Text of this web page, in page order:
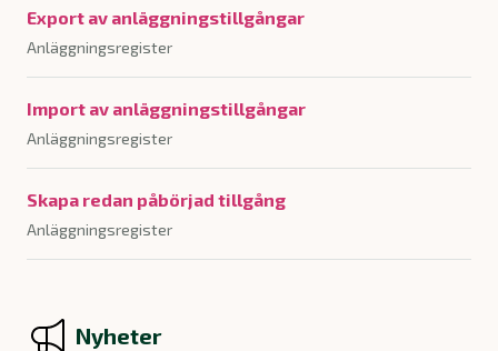
Export av anläggningstillgångar
Anläggningsregister
Import av anläggningstillgångar
Anläggningsregister
Skapa redan påbörjad tillgång
Anläggningsregister
Nyheter